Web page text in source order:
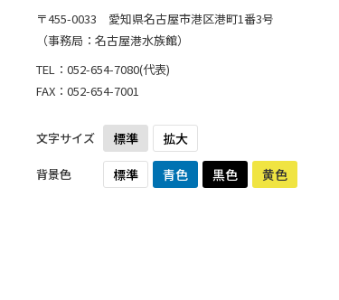
〒455-0033 愛知県名古屋市港区港町1番3号
（事務局：名古屋港水族館）
TEL： 052-654-7080(代表)
FAX：052-654-7001
文字サイズ 標準 拡大
背景色 標準 青色 黒色 黄色